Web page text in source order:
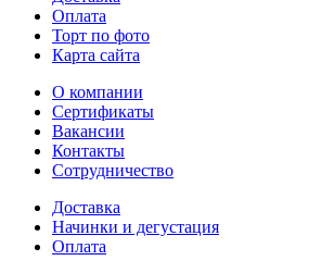
Оплата
Торт по фото
Карта сайта
О компании
Сертификаты
Вакансии
Контакты
Сотрудничество
Доставка
Начинки и дегустация
Оплата